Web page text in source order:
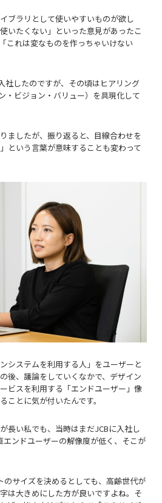
ブラリとして使いやすいものが欲し
いたくない」といった意見があったこ
これは変なものを作っちゃいけない
社したのですが、その頃はヒアリング
・ビジョン・バリュー）を具現化して
ましたが、振り返ると、目線合わせを
という言葉が意味することも変わって
システムを利用する人」をユーザーと
後、議論をしていくなかで、 デザイン
ビスを利用する「エンドユーザー」像
ことに気が付いたんです。
長い私でも、当時はまだJCBに入社し
エンドユーザーの解像度が低く、そこが
サイズを決めるとしても、高齢世代が
は大きめにした方が良いですよね。そ